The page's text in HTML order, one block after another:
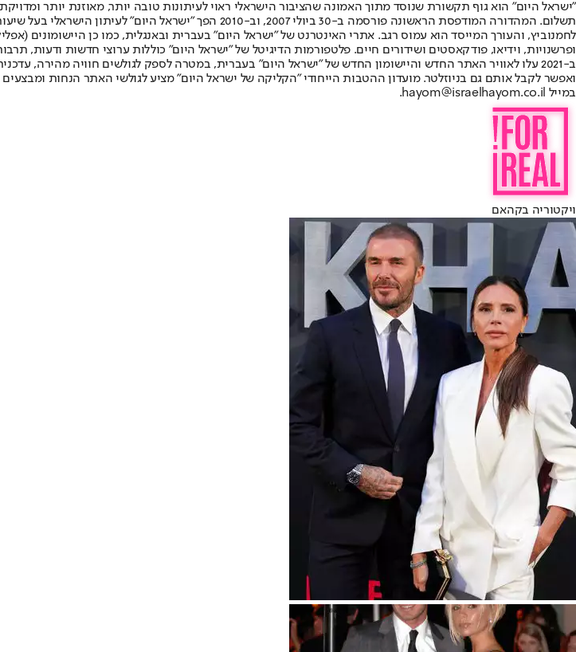
"ישראל היום" הוא גוף תקשורת שנוסד מתוך האמונה שהציבור הישראלי ראוי לעיתונות טובה יותר, מאוזנת יותר
תשלום. המהדורה המודפסת הראשונה פורסמה ב-30 ביולי 2007, וב-
ופרשנויות, וידיאו, פודקאסטים ושידורים חיים. פלטפורמות הדיגיטל של "ישראל היום" כוללות ערוצי חדשות ודעות,
ב-2021 עלו לאוויר האתר החדש והיישומון החדש של "ישראל היום" בעברית, במטרה לספק לגולשים חוויה מהירה,
ואפשר לקבל אותם גם בניוזלטר. מועדון ההטבות הייחודי "הקליקה של ישראל היום" מציע לגולשי האתר הנחות
במייל hayom@israelhayom.co.il.
ויקטוריה בקהאם